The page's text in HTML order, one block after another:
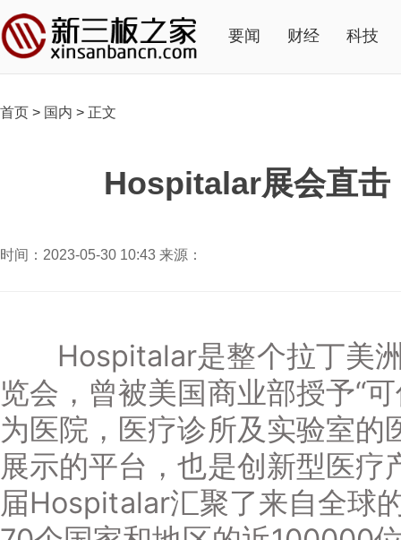
要闻 财经 科技
首页 > 国内 > 正文
Hospitalar展会直击
时间：2023-05-30 10:43 来源：
Hospitalar是整个拉丁美洲
览会，曾被美国商业部授予“
为医院，医疗诊所及实验室的
展示的平台，也是创新型医疗
届Hospitalar汇聚了来自全球